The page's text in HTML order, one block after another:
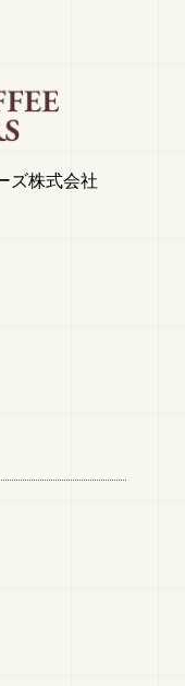
ズ株式会社